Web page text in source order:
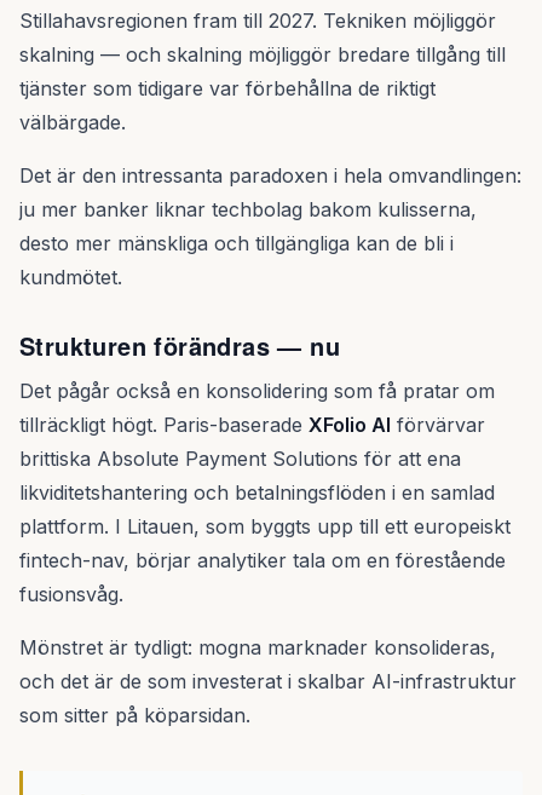
Stillahavsregionen fram till 2027. Tekniken möjliggör
skalning — och skalning möjliggör bredare tillgång till
tjänster som tidigare var förbehållna de riktigt
välbärgade.
Det är den intressanta paradoxen i hela omvandlingen:
ju mer banker liknar techbolag bakom kulisserna,
desto mer mänskliga och tillgängliga kan de bli i
kundmötet.
Strukturen förändras — nu
Det pågår också en konsolidering som få pratar om
tillräckligt högt. Paris-baserade XFolio AI förvärvar
brittiska Absolute Payment Solutions för att ena
likviditetshantering och betalningsflöden i en samlad
plattform. I Litauen, som byggts upp till ett europeiskt
fintech-nav, börjar analytiker tala om en förestående
fusionsvåg.
Mönstret är tydligt: mogna marknader konsolideras,
och det är de som investerat i skalbar AI-infrastruktur
som sitter på köparsidan.